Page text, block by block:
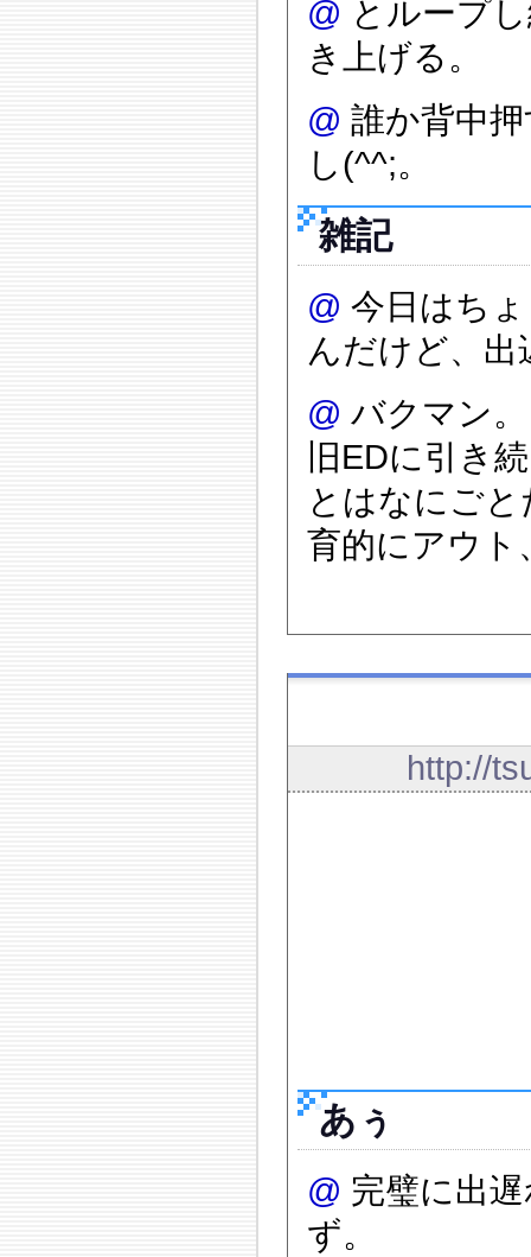
@ とループ
き上げる。
@ 誰か背中
し(^^;。
雑記
@ 今日はち
んだけど、
@ バクマン。
旧EDに引き
とはなにご
育的にアウト
http://
あぅ
@ 完璧に出
ず。